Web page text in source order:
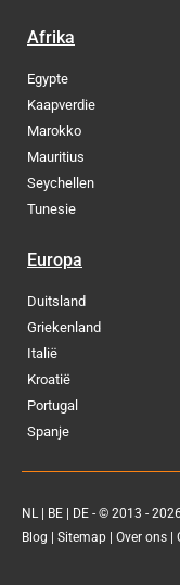
Afrika
Egypte
Kaapverdie
Marokko
Mauritius
Seychellen
Tunesie
Europa
Duitsland
Griekenland
Italië
Kroatië
Portugal
Spanje
NL| BE | DE - © 2013 -
Blog | Sitemap | Over ons |